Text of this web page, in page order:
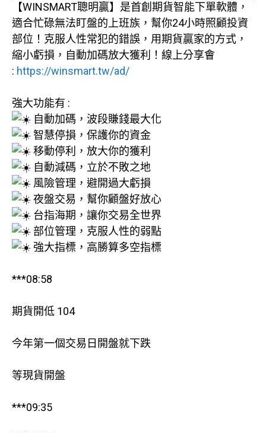
【WINSMART聰明贏】是首創期貨智能下單軟體，
適合忙碌無法盯盤的上班族，幫你24小時照顧投資
部位！克服人性常犯的錯誤，用期貨贏家的方式，
縮小虧損，自動加碼放大獲利！線上分享會
: https://winsmart.tw/ad/
強大功能有 :
自動加碼，波段賺錢最大化
智慧停損，保護你的資金
移動停利，放大你的獲利
自動減碼，立於不敗之地
風險管理，避開過大虧損
夜盤交易，幫你顧盤好放心
台指海期，讓你交易全世界
部位管理，克服人性的弱點
強大指標，高勝算多空指標
***08:58
期貨開低 104
今年第一個交易日開盤就下跌
等現貨開盤
***09:35